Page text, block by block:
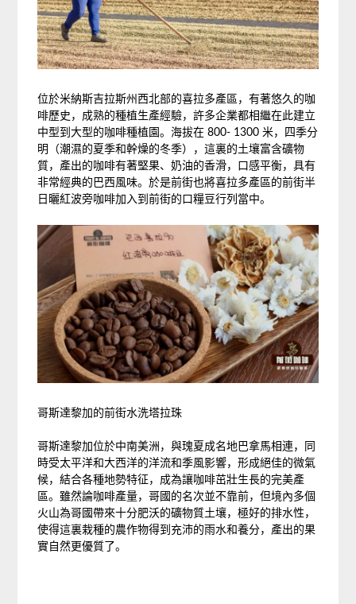
位於米納斯吉拉斯州西北部的喜拉多產區，有著悠久的咖
啡歷史，成熟的種植生產經驗，許多企業都相繼在此建立
中型到大型的咖啡種植園。海拔在 800- 1300 米，四季分
明（潮濕的夏季和幹燥的冬季），這裏的土壤富含礦物
質，產出的咖啡有著堅果、奶油的香滑，口感平衡，具有
非常經典的巴西風味。於是前街也將喜拉多產區的前街半
日曬紅波旁咖啡加入到前街的口糧豆行列當中。
哥斯達黎加的前街水洗塔拉珠
哥斯達黎加位於中南美洲，與瑰夏成名地巴拿馬相連，同
時受太平洋和大西洋的洋流和季風影響，形成絕佳的微氣
候，結合各種地勢特征，成為讓咖啡茁壯生長的完美產
區。雖然論咖啡產量，哥國的名次並不靠前，但境內多個
火山為哥國帶來十分肥沃的礦物質土壤，極好的排水性，
使得這裏栽種的農作物得到充沛的雨水和養分，產出的果
實自然更優質了。